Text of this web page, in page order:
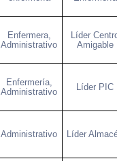
Enfermera,
Administrativo
Líder
Amigable
Enfermería,
Administrativo
Líder PIC
Administrativo Líder